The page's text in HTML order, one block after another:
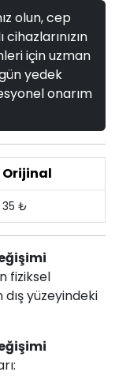
olun, cep
için uzman
yedek
onarım
Orijinal
35 ₺
fiziksel
yüzeyindeki